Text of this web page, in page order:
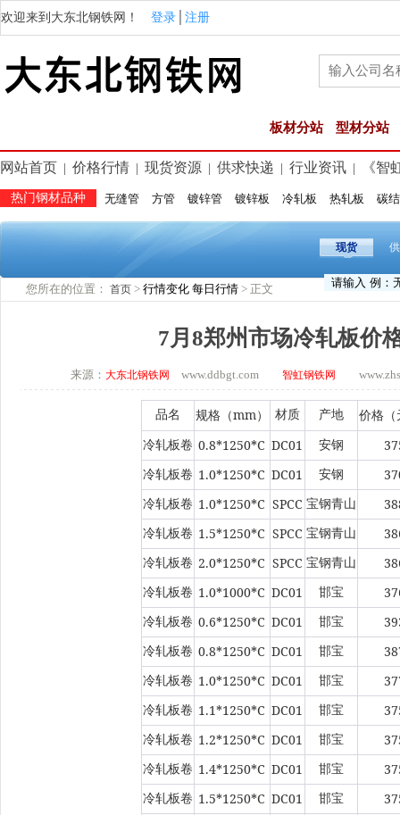
欢迎来到大东北钢铁网！ 登录 注册
板材分站 型材分站
网站首页 价格行情 现货资源 供求快递 行业资讯 《智
热门钢材品种 无缝管 方管 镀锌管 镀锌板 冷轧板 热轧板 碳
现货
您所在的位置： 首页 > 行情变化 每日行情 > 正文
7月8郑州市场冷轧板价
来源： 大东北钢铁网 www.ddbgt.com 智虹钢铁网
品名 规格（mm） 材质 产地 价格（
冷轧板卷 0.8*1250*C DC01 安钢
冷轧板卷 1.0*1250*C DC01 安钢
冷轧板卷 1.0*1250*C SPCC 宝钢青山
冷轧板卷 1.5*1250*C SPCC 宝钢青山
冷轧板卷 2.0*1250*C SPCC 宝钢青山
冷轧板卷 1.0*1000*C DC01 邯宝
冷轧板卷 0.6*1250*C DC01 邯宝
冷轧板卷 0.8*1250*C DC01 邯宝
冷轧板卷 1.0*1250*C DC01 邯宝
冷轧板卷 1.1*1250*C DC01 邯宝
冷轧板卷 1.2*1250*C DC01 邯宝
冷轧板卷 1.4*1250*C DC01 邯宝
冷轧板卷 1.5*1250*C DC01 邯宝